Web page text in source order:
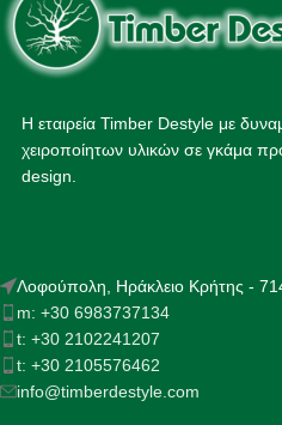
Η εταιρεία Timber Destyle με
χειροποίητων υλικών σε γκάμα
design.
Λοφούπολη, Ηράκλειο Κρήτης -
m: +30 6983737134
t: +30 2102241207
t: +30 2105576462
info@timberdestyle.com